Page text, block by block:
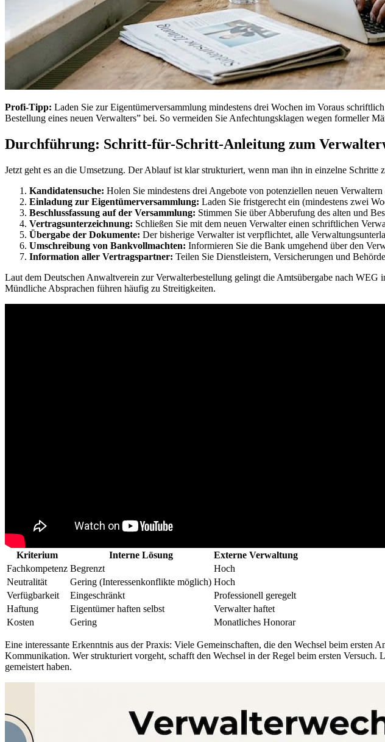
Profi-Tipp: Laden Sie zur Eigentümerversammlung mindestens drei Wochen im Voraus
Bestellung eines neuen Verwalters” bei. So vermeiden Sie Anfechtungsklagen wegen formeller
Durchführung: Schritt-für-Schritt-Anleitung zum
Jetzt geht es an die Umsetzung. Der Ablauf ist klar strukturiert, wenn man ihn in einzelne Schritte
Kandidatensuche: Holen Sie mindestens drei Angebote von potenziellen neuen
Einladung zur Eigentümerversammlung: Laden Sie fristgerecht ein (mindestens zwei
Beschlussfassung auf der Versammlung: Stimmen Sie über Abberufung des alten und
Vertragsunterzeichnung: Schließen Sie mit dem neuen Verwalter einen schriftlichen
Übergabe der Dokumente: Der bisherige Verwalter ist verpflichtet, alle
Umschreibung von Bankvollmachten: Informieren Sie die Bank umgehend über den
Information aller Vertragspartner: Teilen Sie Dienstleistern, Versicherungen und
Laut dem Deutschen Anwaltverein zur Verwalterbestellung gelingt die Amtsübergabe nach
Mündliche Absprachen führen häufig zu Streitigkeiten.
Kriterium Interne Lösung
Externe Verwaltung
Fachkompetenz Begrenzt
Hoch
Neutralität
Gering (Interessenkonflikte möglich) Hoch
Verfügbarkeit
Eingeschränkt
Professionell geregelt
Haftung
Eigentümer haften selbst
Verwalter haftet
Kosten
Gering Monatliches Honorar
Eine interessante Erkenntnis aus der Praxis: Viele Gemeinschaften, die den Wechsel beim
Kommunikation. Wer strukturiert vorgeht, schafft den Wechsel in der Regel beim ersten Versuch.
gemeistert haben.